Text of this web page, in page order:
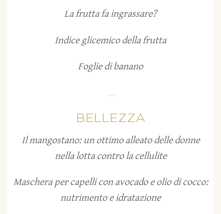
La frutta fa ingrassare?
Indice glicemico della frutta
Foglie di banano
...
BELLEZZA
Il mangostano: un ottimo alleato delle donne
nella lotta contro la cellulite
Maschera per capelli con avocado e olio di cocco:
nutrimento e idratazione